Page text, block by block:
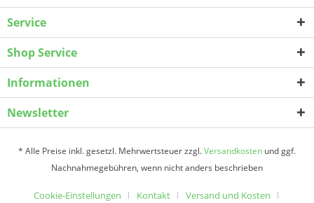
Service
Shop Service
Informationen
Newsletter
* Alle Preise inkl. gesetzl. Mehrwertsteuer zzgl.Versandkosten und ggf.
Nachnahmegebühren, wenn nicht anders beschrieben
Cookie-Einstellungen Kontakt
Versand und Kosten